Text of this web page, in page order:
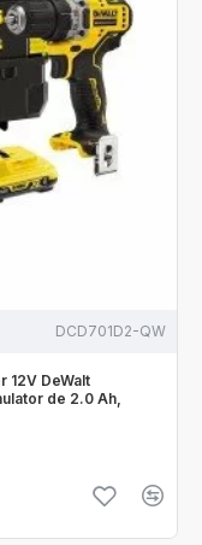
DCD701D2-QW
12V DeWalt
de 2.0 Ah,